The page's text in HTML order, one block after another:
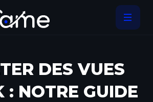
DES VUES
: NOTRE GUIDE